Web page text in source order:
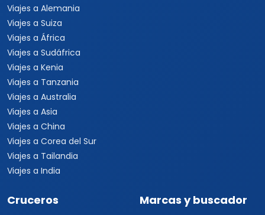
Viajes a Alemania
Viajes a Suiza
Viajes a África
Viajes a Sudáfrica
Viajes a Kenia
Viajes a Tanzania
Viajes a Australia
Viajes a Asia
Viajes a China
Viajes a Corea del Sur
Viajes a Tailandia
Viajes a India
Cruceros Marcas y buscador